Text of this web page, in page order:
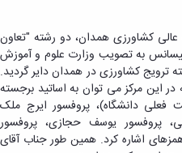
مدرسه عالی کشاورزی همدان، دو رشته "تعاون
به تصویب وزارت علوم و آموزش
ترویج کشاورزی در همدان دایر گردید.
این مرکز می توان به اساتید برجسته
فعلی دانشگاه)، پروفسور ایرج ملک
پروفسور یوسف حجازی، پروفسور
اشاره کرد. همین طور جناب آقای